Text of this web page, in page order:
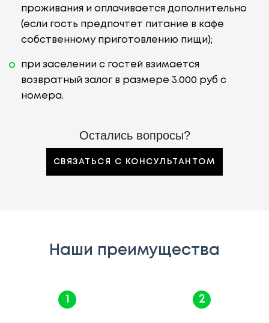
проживания и оплачивается дополнительно
(если гость предпочтет питание в кафе
собственному приготовлению пищи);
при заселении с гостей взимается
возвратный залог в размере 3.000 руб с
номера.
Остались вопросы?
СВЯЗАТЬСЯ С КОНСУЛЬТАНТОМ
Наши преимущества
1 2